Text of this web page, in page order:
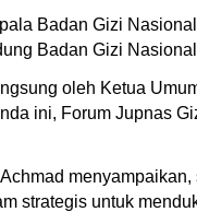
Badan Gizi
Badan Gizi
oleh Ketua
ini, Forum Jupnas
strategis untuk